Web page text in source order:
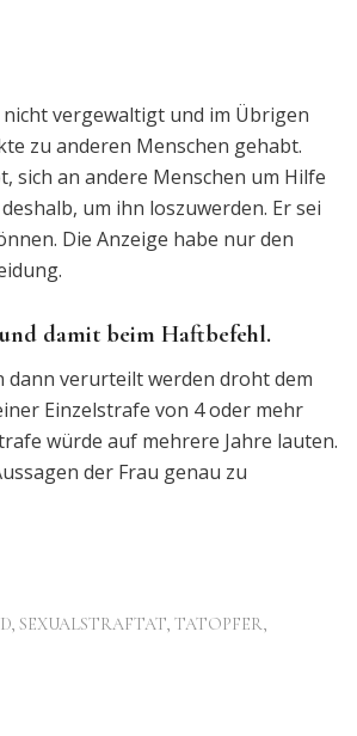
vergewaltigt und im Übrigen
zu anderen Menschen gehabt.
sich an andere Menschen um Hilfe
um ihn loszuwerden. Er sei
Die Anzeige habe nur den
damit beim Haftbefehl.
dann verurteilt werden droht dem
Einzelstrafe von 4 oder mehr
würde auf mehrere Jahre lauten.
der Frau genau zu
, SEXUALSTRAFTAT, TATOPFER,